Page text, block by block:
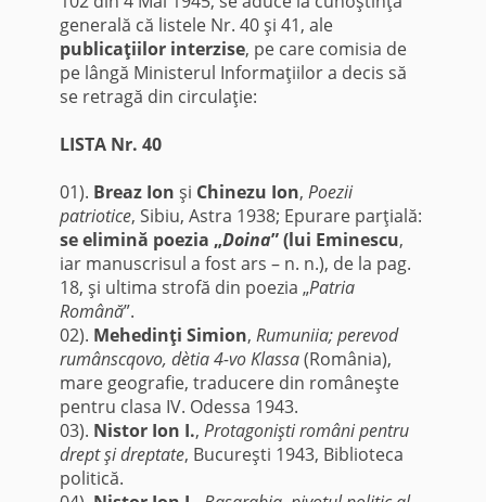
generală că listele Nr. 40 şi 41, ale
publicaţiilor interzise, pe care comisia de
pe lângă Ministerul Informaţiilor a decis să
se retragă din circulaţie:
LISTA Nr. 40
01). Breaz Ion şi Chinezu Ion, Poezii
patriotice, Sibiu, Astra 1938; Epurare parţială:
se elimină poezia „Doina” (lui Eminescu,
iar manuscrisul a fost ars – n. n.), de la pag.
18, şi ultima strofă din poezia „Patria
Română”.
02). Mehedinţi Simion, Rumuniia; perevod
rumânscqovo, dètia 4-vo Klassa(România),
mare geografie, traducere din româneşte
pentru clasa IV. Odessa 1943.
03). Nistor Ion I., Protagonişti români pentru
drept şi dreptate, Bucureşti 1943, Biblioteca
politică.